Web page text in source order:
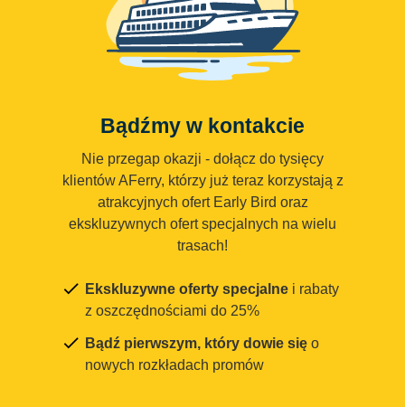
Bądźmy w kontakcie
Nie przegap okazji - dołącz do tysięcy
klientów AFerry, którzy już teraz korzystają z
atrakcyjnych ofert Early Bird oraz
ekskluzywnych ofert specjalnych na wielu
trasach!
Ekskluzywne oferty specjalne i rabaty
z oszczędnościami do 25%
Bądź pierwszym, który dowie się o
nowych rozkładach promów